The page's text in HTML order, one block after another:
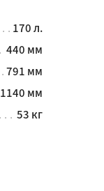
170 л.
440 мм
791 мм
1140 мм
53 кг